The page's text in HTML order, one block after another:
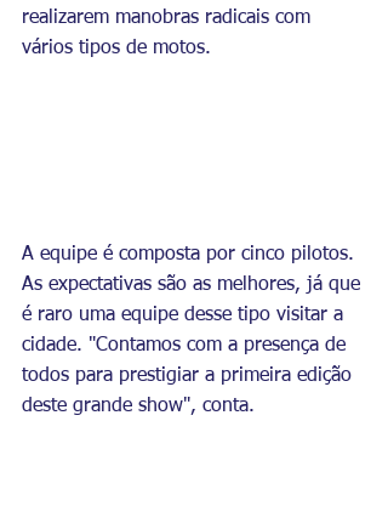
realizarem manobras radicais com
vários tipos de motos.
A equipe é composta por cinco pilotos.
As expectativas são as melhores, já que
é raro uma equipe desse tipo visitar a
cidade. "Contamos com a presença de
todos para prestigiar a primeira edição
deste grande show", conta.